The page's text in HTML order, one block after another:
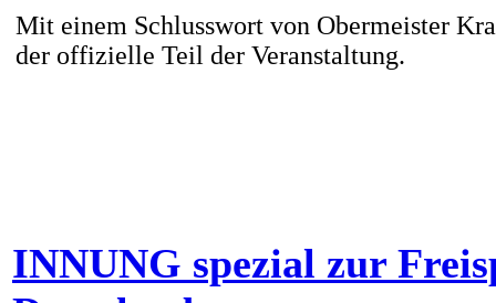
Mit einem Schlusswort von Obermeister
der offizielle Teil der Veranstaltung.
INNUNG spezial zur